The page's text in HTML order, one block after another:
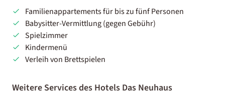
Familienappartements für bis zu fünf Personen
Babysitter-Vermittlung (gegen Gebühr)
Spielzimmer
Kindermenü
Verleih von Brettspielen
Weitere Services des Hotels Das Neuhaus